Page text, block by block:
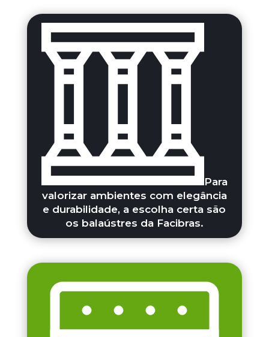
Para
valorizar ambientes com elegância
e durabilidade, a escolha certa são
os balaústres da Facibras.